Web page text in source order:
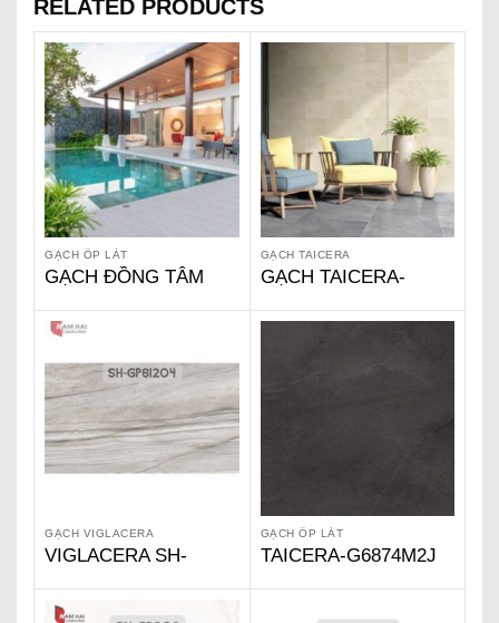
RELATED PRODUCTS
GẠCH ỐP LÁT
GẠCH ĐỒNG TÂM
GẠCH TAICERA
GẠCH TAICERA-
GẠCH VIGLACERA
VIGLACERA SH-
GẠCH ỐP LÁT
TAICERA-G6874M2J